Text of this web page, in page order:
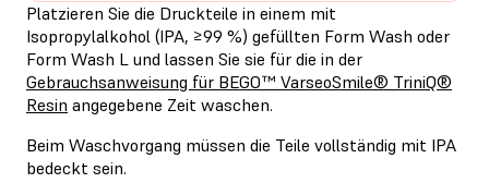
Platzieren Sie die Druckteile in einem mit
Isopropylalkohol (IPA, ≥99 %) gefüllten Form Wash oder
Form Wash L und lassen Sie sie für die in der
Gebrauchsanweisung für BEGO™ VarseoSmile® TriniQ®
Resin angegebene Zeit waschen.
Beim Waschvorgang müssen die Teile vollständig mit IPA
bedeckt sein.